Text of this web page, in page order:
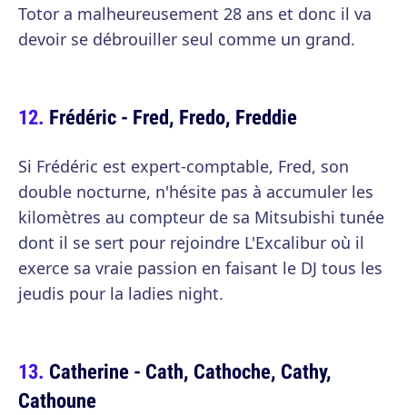
Totor a malheureusement 28 ans et donc il va
devoir se débrouiller seul comme un grand.
Frédéric - Fred, Fredo, Freddie
Si Frédéric est expert-comptable, Fred, son
double nocturne, n'hésite pas à accumuler les
kilomètres au compteur de sa Mitsubishi tunée
dont il se sert pour rejoindre L'Excalibur où il
exerce sa vraie passion en faisant le DJ tous les
jeudis pour la ladies night.
Catherine - Cath, Cathoche, Cathy,
Cathoune